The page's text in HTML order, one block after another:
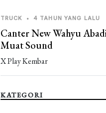
TRUCK • 4 TAHUN YANG LALU
Canter New Wahyu
Muat Sound
X Play Kembar
KATEGORI